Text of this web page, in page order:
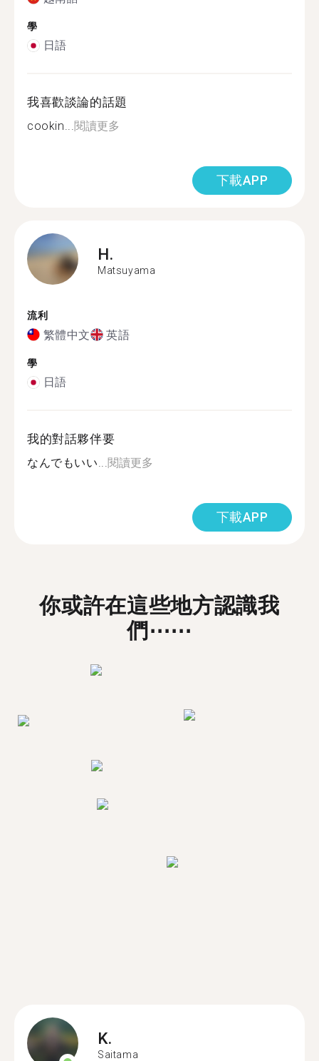
學
日語
我喜歡談論的話題
cookin...閱讀更多
下載APP
H.
Matsuyama
流利
繁體中文 英語
學
日語
我的對話夥伴要
なんでもいい...閱讀更多
下載APP
你或許在這些地方認識我
們⋯⋯
K.
Saitama